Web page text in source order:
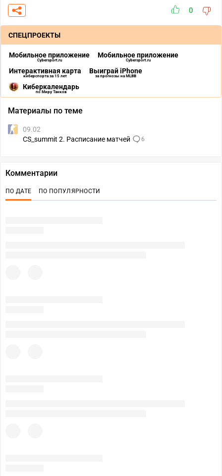
0
СПЕЦПРОЕКТЫ
Мобильное приложение
Cybersport.ru
Мобильное приложение
Cybersport.ru
Интерактивная карта
киберспорта за 15 лет
Выиграй iPhone
за прогнозы на MLBB
Киберкалендарь
по Миру Танков
Материалы по теме
09.02
CS_summit 2. Расписание матчей
6
Комментарии
ПО ДАТЕ ПО ПОПУЛЯРНОСТИ